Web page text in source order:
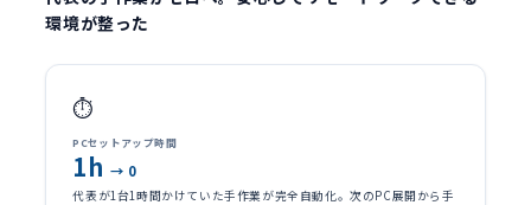
環境が整った
⏱️
PCセットアップ時間
1h→ 0
代表が1台1時間かけていた手作業が完全自動化。次のPC展開から手